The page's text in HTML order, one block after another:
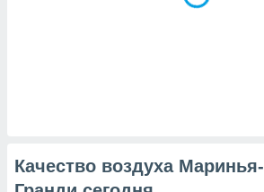
выбора
Качество воздуха Маринья-